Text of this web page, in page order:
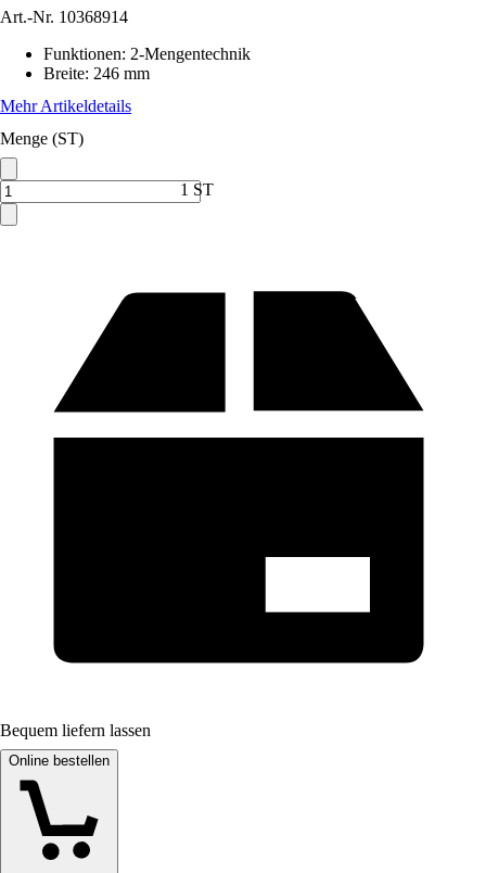
Art.-Nr. 10368914
Funktionen: 2-Mengentechnik
Breite: 246 mm
Mehr Artikeldetails
Menge (ST)
1 ST
Bequem liefern lassen
Online bestellen